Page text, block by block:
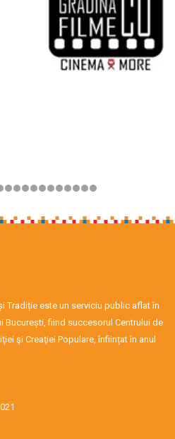
Tradiție este un serviciu public aflat în
București, fiind succesorul Centrului de
şi Creaţiei Populare, înființat în anul